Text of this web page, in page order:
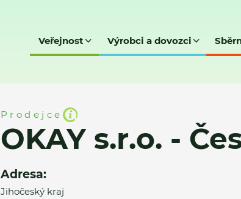
Veřejnost Výrobci a dovozci
Prodejce
OKAY s.r.o. -
Adresa:
Jihočeský kraj